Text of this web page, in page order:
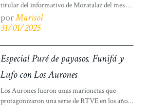
titular del informativo de Moratalaz del mes de
octubre de 2024, apenas un mes después nos
enteramos que la Junta de Moratalaz desestima
haciendo imposible su celebración.El Festival
Internacional de Blues de Moratalaz incluía y
organizaba más […]
porMarisol
31/01/2025
Especial Puré de payasos. Funifá y
Lufo con Los Aurones
Los Aurones fueron unas marionetas que
protagonizaron una serie de RTVE en los años